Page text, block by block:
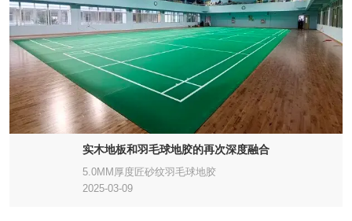
实木地板和羽毛球地胶的再次深度融合
5.0MM厚度匠砂纹羽毛球地胶
2025-03-09